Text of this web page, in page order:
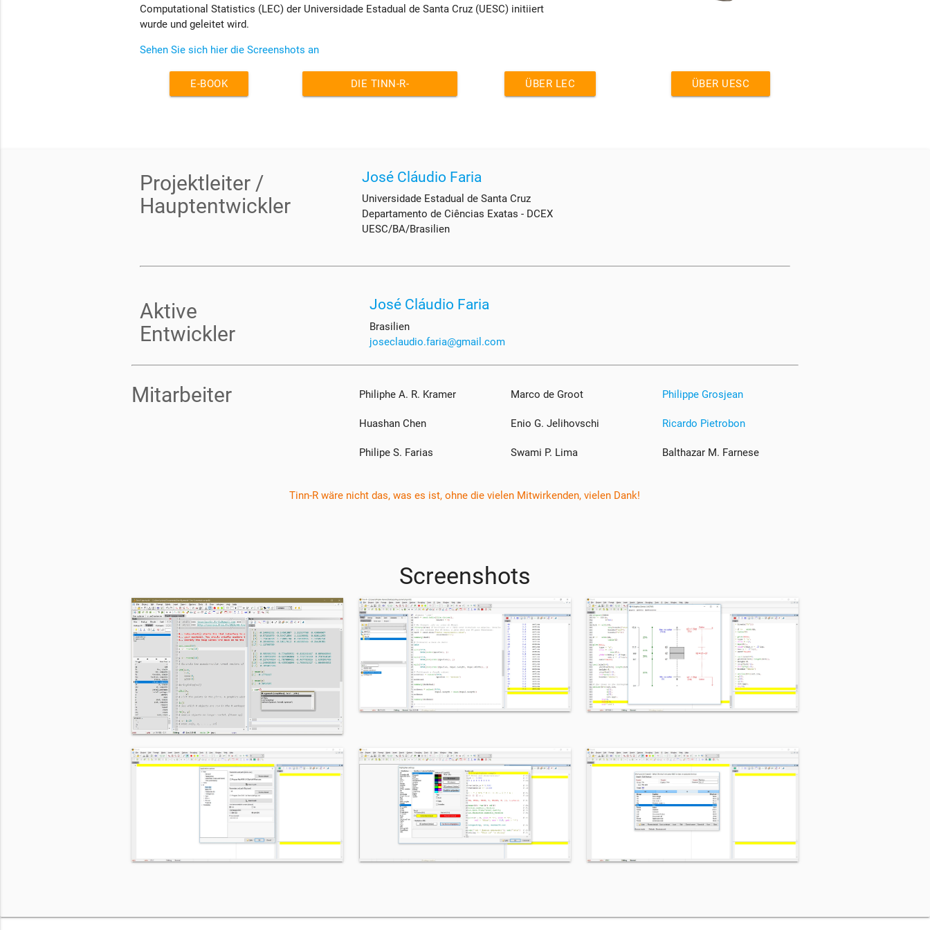
Computational Statistics (LEC) der Universidade Estadual de Santa Cruz (UESC) initiiert
wurde und geleitet wird.
Sehen Sie sich hier die Screenshots an
E-BOOK
DIE TINN-R-
ÜBER LEC ÜBER UESC
Projektleiter /
Hauptentwickler
José Cláudio Faria
Universidade Estadual de Santa Cruz
Departamento de Ciências Exatas - DCEX
UESC/BA/Brasilien
Aktive
Entwickler
José Cláudio Faria
Brasilien
joseclaudio.faria@gmail.com
Mitarbeiter Philiphe A. R. Kramer Marco de Groot Philippe Grosjean
Huashan Chen Enio G. Jelihovschi Ricardo Pietrobon
Philipe S. Farias Swami P. Lima Balthazar M. Farnese
Tinn-R wäre nicht das, was es ist, ohne die vielen Mitwirkenden, vielen Dank!
Screenshots